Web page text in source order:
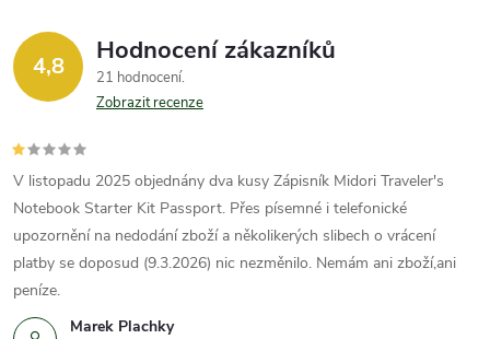
4,8 Hodnocení zákazníků
21 hodnocení
Zobrazit recenze
Marek Plachky
V listopadu 2025 objednány dva kusy Zápisník Midori Traveler's
Notebook Starter Kit Passport. Přes písemné i telefonické
upozornění na nedodání zboží a několikerých slibech o vrácení
platby se doposud (9.3.2026) nic nezměnilo. Nemám ani zboží,ani
peníze.